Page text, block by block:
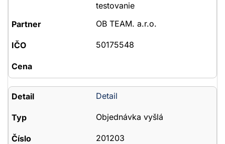
testovanie
OB TEAM. a.r.o.
50175548
Detail
Objednávka vyšlá
201203